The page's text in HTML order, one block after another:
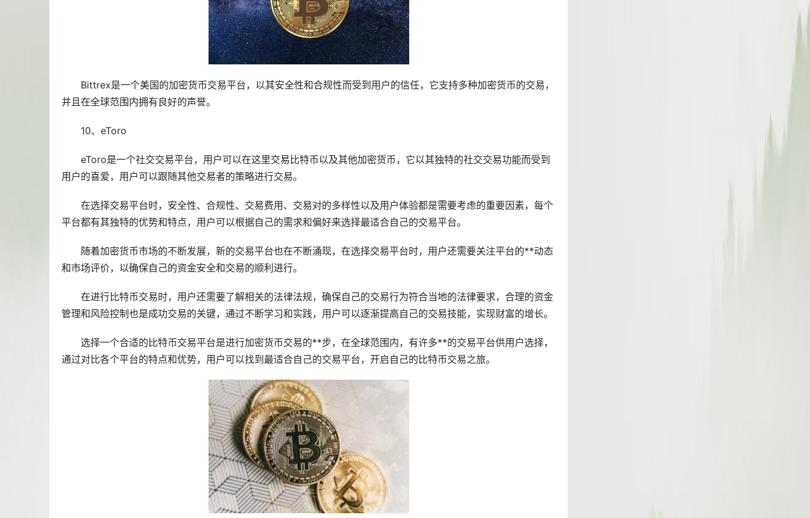
Bittrex是一个美国的加密货币交易平台，以其安全性和合规性而受到用户的信任，它支持多种加密货币的交易，
并且在全球范围内拥有良好的声誉。
10、eToro
eToro是一个社交交易平台，用户可以在这里交易比特币以及其他加密货币，它以其独特的社交交易功能而受到
用户的喜爱，用户可以跟随其他交易者的策略进行交易。
在选择交易平台时，安全性、合规性、交易费用、交易对的多样性以及用户体验都是需要考虑的重要因素，每个
平台都有其独特的优势和特点，用户可以根据自己的需求和偏好来选择最适合自己的交易平台。
随着加密货币市场的不断发展，新的交易平台也在不断涌现，在选择交易平台时，用户还需要关注平台的**动态
和市场评价，以确保自己的资金安全和交易的顺利进行。
在进行比特币交易时，用户还需要了解相关的法律法规，确保自己的交易行为符合当地的法律要求，合理的资金
管理和风险控制也是成功交易的关键，通过不断学习和实践，用户可以逐渐提高自己的交易技能，实现财富的增长。
选择一个合适的比特币交易平台是进行加密货币交易的**步，在全球范围内，有许多**的交易平台供用户选择，
通过对比各个平台的特点和优势，用户可以找到最适合自己的交易平台，开启自己的比特币交易之旅。